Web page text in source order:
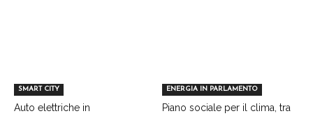
SMART CITY
Auto elettriche in
ENERGIA IN PARLAMENTO
Piano sociale per il clima, tra